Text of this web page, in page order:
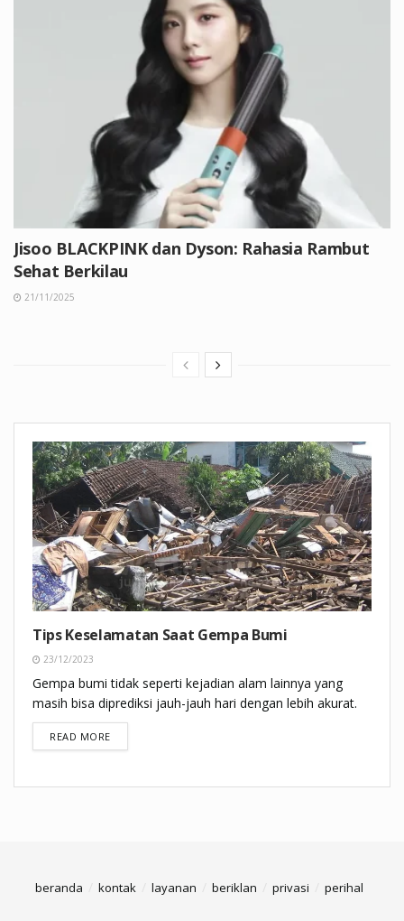
Jisoo BLACKPINK dan Dyson: Rahasia Rambut
Sehat Berkilau
21/11/2025
Tips Keselamatan Saat Gempa Bumi
23/12/2023
Gempa bumi tidak seperti kejadian alam lainnya yang
masih bisa diprediksi jauh-jauh hari dengan lebih akurat.
READ MOREDETAILS
beranda kontak layanan beriklan privasi perihal